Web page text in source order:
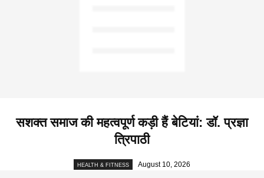
सशक्त समाज की महत्वपूर्ण कड़ी हैं बेटियां: डॉ. प्रज्ञा
त्रिपाठी
HEALTH & FITNESS August 10, 2026